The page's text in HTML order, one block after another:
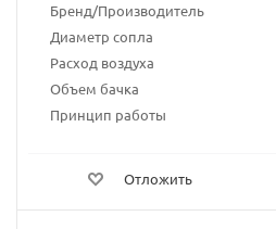
Бренд/Производитель
Диаметр сопла
Расход воздуха
Объем бачка
Принцип работы
Отложить